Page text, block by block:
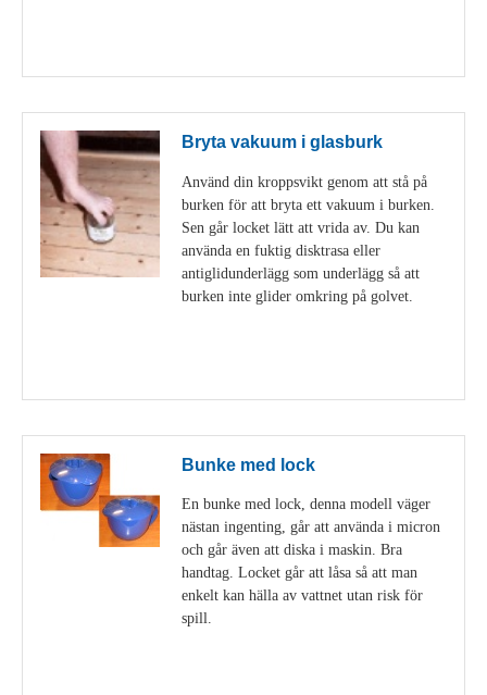
Bryta vakuum i glasburk
Använd din kroppsvikt genom att stå på
burken för att bryta ett vakuum i burken.
Sen går locket lätt att vrida av. Du kan
använda en fuktig disktrasa eller
antiglidunderlägg som underlägg så att
burken inte glider omkring på golvet.
Bunke med lock
En bunke med lock, denna modell väger
nästan ingenting, går att använda i micron
och går även att diska i maskin. Bra
handtag. Locket går att låsa så att man
enkelt kan hälla av vattnet utan risk för
spill.